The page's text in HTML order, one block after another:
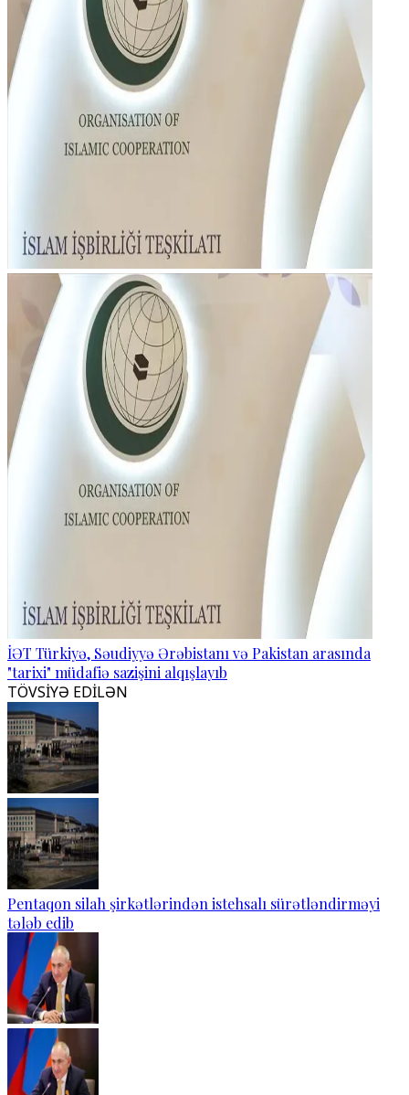
İƏT Türkiyə, Səudiyyə Ərəbistanı və Pakistan arasında
"tarixi" müdafiə sazişini alqışlayıb
TÖVSİYƏ EDİLƏN
Pentaqon silah şirkətlərindən istehsalı sürətləndirməyi
tələb edib